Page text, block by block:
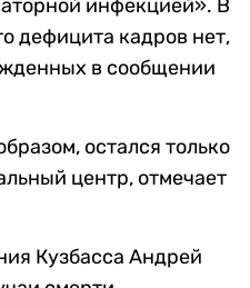
инфекцией». В
дефицита кадров нет,
в сообщении
остался только
центр, отмечает
Кузбасса Андрей